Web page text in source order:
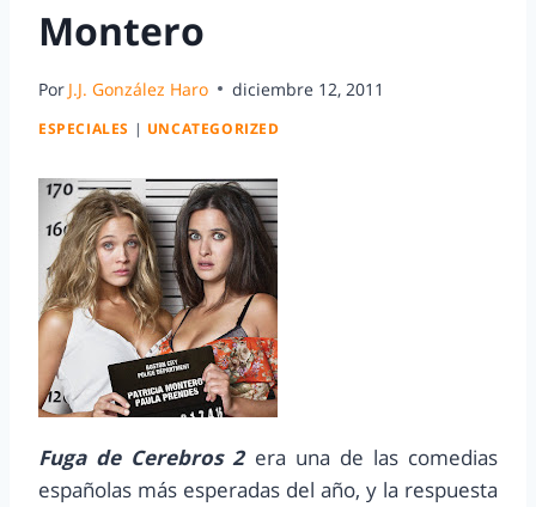
Montero
Por J.J. González Haro diciembre 12, 2011
ESPECIALES | UNCATEGORIZED
Fuga de Cerebros 2era una de las comedias
españolas más esperadas del año, y la respuesta